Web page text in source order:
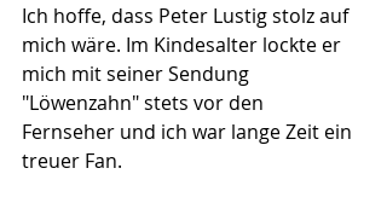
Ich hoffe, dass Peter Lustig stolz auf
mich wäre. Im Kindesalter lockte er
mich mit seiner Sendung
"Löwenzahn" stets vor den
Fernseher und ich war lange Zeit ein
treuer Fan.